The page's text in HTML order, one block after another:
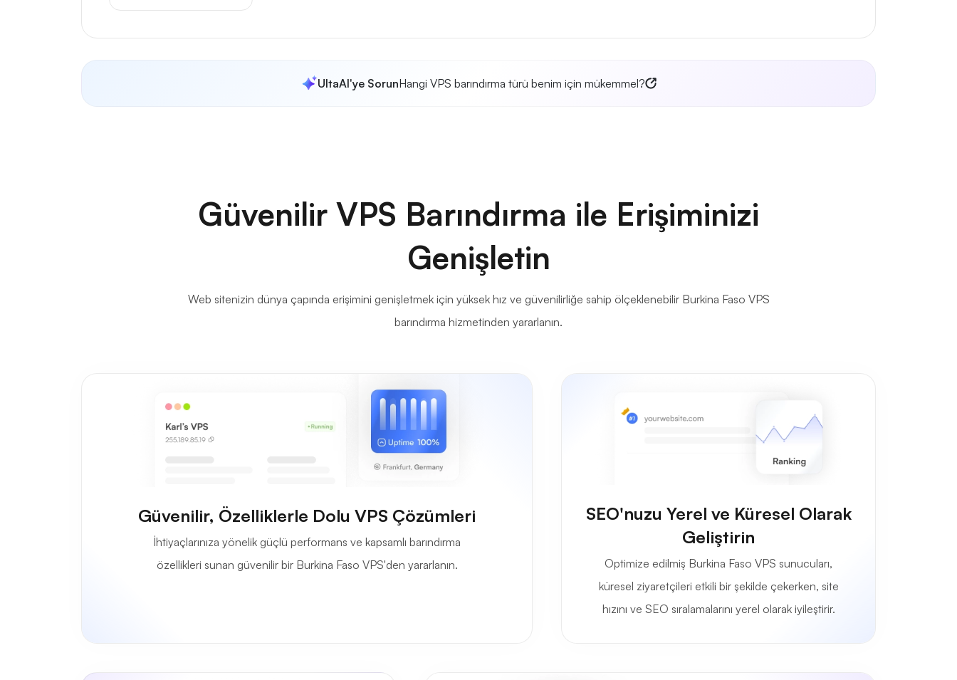
UltaAI'ye SorunHangi VPS barındırma türü benim için mükemmel?
Güvenilir VPS Barındırma ile Erişiminizi
Genişletin
Web sitenizin dünya çapında erişimini genişletmek için yüksek hız ve güvenilirliğe sahip ölçeklenebilir Burkina Faso VPS
barındırma hizmetinden yararlanın.
Güvenilir, Özelliklerle Dolu VPS Çözümleri
İhtiyaçlarınıza yönelik güçlü performans ve kapsamlı barındırma
özellikleri sunan güvenilir bir Burkina Faso VPS'den yararlanın.
SEO'nuzu Yerel ve Küresel Olarak
Geliştirin
Optimize edilmiş Burkina Faso VPS sunucuları,
küresel ziyaretçileri etkili bir şekilde çekerken, site
hızını ve SEO sıralamalarını yerel olarak iyileştirir.